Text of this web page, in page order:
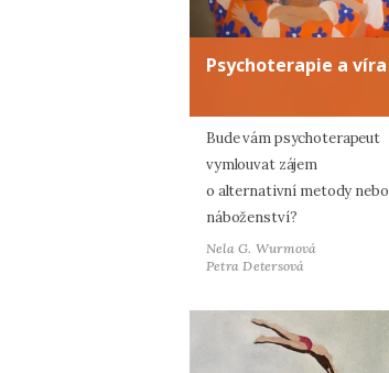
Psychoterapie a víra
Bude vám psychoterapeut
vymlouvat zájem
o alternativní metody nebo
náboženství?
Nela G. Wurmová
Petra Detersová